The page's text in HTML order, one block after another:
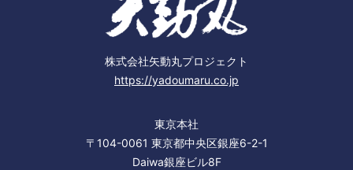
株式会社矢動丸プロジェクト
https://yadoumaru.co.jp
東京本社
〒104-0061 東京都中央区銀座6-2-1
Daiwa銀座ビル8F